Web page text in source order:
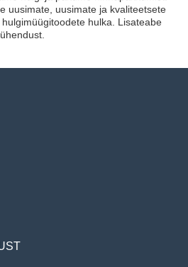
uusimate, uusimate ja kvaliteetsete
hulka. Lisateabe